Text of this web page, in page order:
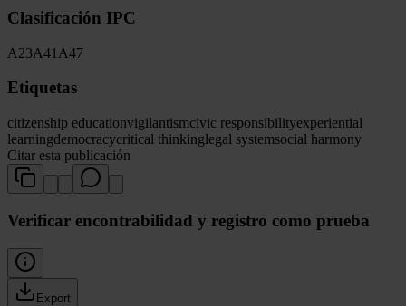
Clasificación IPC
A23A41 A47
Etiquetas
citizenship educationvigilantismcivic responsibilityexperiential
learningdemocracycritical thinkinglegal systemsocial harmony
Citar esta publicación
Verificar encontrabilidad y registro como prueba
Export